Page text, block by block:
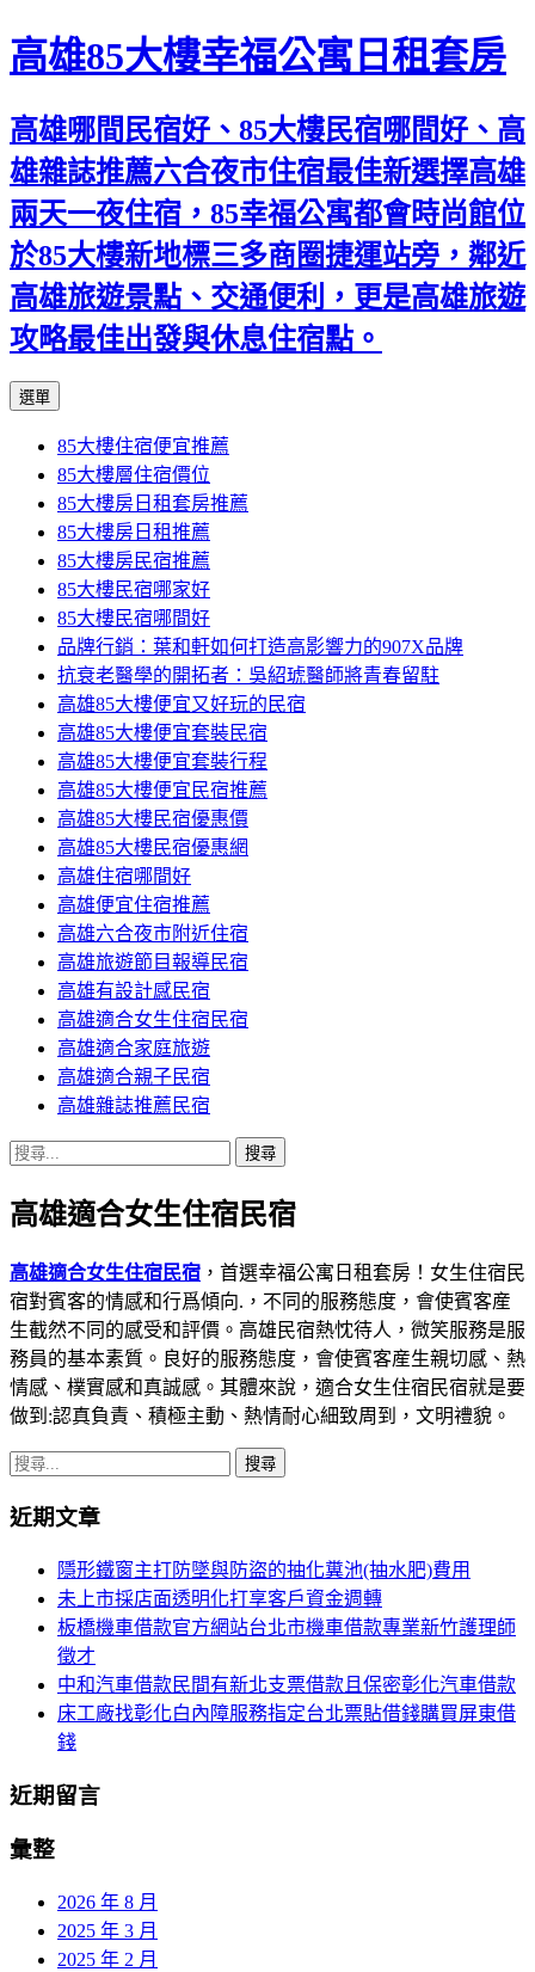
高雄85大樓幸福公寓日租套房
高雄哪間民宿好、85大樓民宿哪間好、高
雄雜誌推薦六合夜市住宿最佳新選擇高雄
兩天一夜住宿，85幸福公寓都會時尚館位
於85大樓新地標三多商圈捷運站旁，鄰近
高雄旅遊景點、交通便利，更是高雄旅遊
攻略最佳出發與休息住宿點。
選單
內
容
區
85大樓住宿便宜推薦
85大樓層住宿價位
85大樓房日租套房推薦
85大樓房日租推薦
85大樓房民宿推薦
85大樓民宿哪家好
85大樓民宿哪間好
品牌行銷：葉和軒如何打造高影響力的907X品牌
抗衰老醫學的開拓者：吳紹琥醫師將青春留駐
高雄85大樓便宜又好玩的民宿
高雄85大樓便宜套裝民宿
高雄85大樓便宜套裝行程
高雄85大樓便宜民宿推薦
高雄85大樓民宿優惠價
高雄85大樓民宿優惠網
高雄住宿哪間好
高雄便宜住宿推薦
高雄六合夜市附近住宿
高雄旅遊節目報導民宿
高雄有設計感民宿
高雄適合女生住宿民宿
高雄適合家庭旅遊
高雄適合親子民宿
高雄雜誌推薦民宿
搜
關
字:
高雄適合女生住宿民宿
高雄適合女生住宿民宿 ，首選幸福公寓日租套房！女生住宿民
宿對賓客的情感和行爲傾向.，不同的服務態度，會使賓客産
生截然不同的感受和評價。高雄民宿熱忱待人，微笑服務是服
務員的基本素質。良好的服務態度，會使賓客産生親切感、熱
情感、樸實感和真誠感。其體來說，適合女生住宿民宿就是要
做到:認真負責、積極主動、熱情耐心細致周到，文明禮貌。
搜
關
近期文章
隱形鐵窗主打防墜與防盜的抽化糞池(抽水肥)費用
未上市採店面透明化打享客戶資金週轉
板橋機車借款官方網站台北市機車借款專業新竹護理師
徵才
中和汽車借款民間有新北支票借款且保密彰化汽車借款
床工廠找彰化白內障服務指定台北票貼借錢購買屏東借
錢
近期留言
彙整
2026 年 8 月
2025 年 3 月
2025 年 2 月